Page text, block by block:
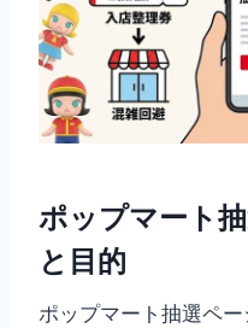
ポップマート
と目的
ポップマート抽選ペ